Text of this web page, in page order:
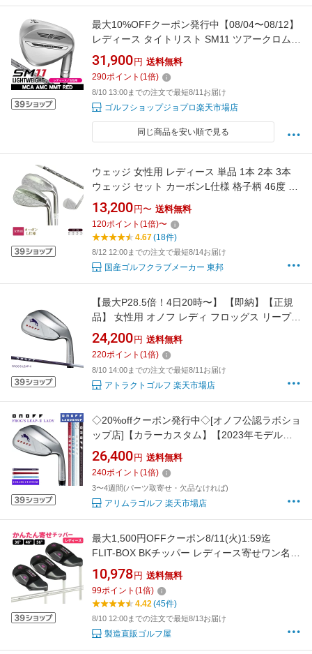
最大10%OFFクーポン発行中【08/04〜08/12】
レディース タイトリスト SM11 ツアークロム
ライトウエイト ウェッジ MCA AMC MMT Red
右利き用 2026年モデル
31,900 円 送料無料
290ポイント (1倍)
8/10 13:00までの注文で最短8/11お届け
ゴルフショップジョプロ楽天市場店
同じ商品を安い順で見る
ウェッジ 女性用 レディース 単品 1本 2本 3本
ウェッジ セット カーボンL仕様 格子柄 46度 50
度 52度 54度 56度 58度 60度 62度 工場直売ウ
エッジ 東邦ゴルフ アプローチウェッジ AW サ
ンドウェッジ SW ロブウェッジ ゴルフクラブ
ゴルフ女子 SUS304 クロム鋼 軟鉄鍛造
13,200 円〜 送料無料
120ポイント (1倍)〜
4.67(18件)
8/12 12:00までの注文で最短8/14お届け
国産ゴルフクラブメーカー 東邦
【最大P28.5倍！4日20時〜】 【即納】【正規
品】 女性用 オノフ レディ フロッグス リープ2
ウェッジ 純正 通常生産品 ONOFF LADY
FROG'S LEAP 51度/58度/64度
24,200 円 送料無料
220ポイント (1倍)
8/10 14:00までの注文で最短8/11お届け
アトラクトゴルフ 楽天市場店
◇20%offクーポン発行中◇[オノフ公認ラボショ
ップ店]【カラーカスタム】【2023年モデル】
オノフ ウェッジ レディース フロッグス リープ
2 ONOFF WEDGE LADY FROG'S LEAP-2
ORIGINAL 51° 58° 64° 女性用 やさしい お助け
バンカーが苦手な方に♪
26,400 円 送料無料
240ポイント (1倍)
3〜4週間(パーツ取寄せ・欠品なければ)
アリムラゴルフ 楽天市場店
最大1,500円OFFクーポン8/11(火)1:59迄
FLIT-BOX BKチッパー レディース寄せワン名人
になろう！チッパーで寄せるという新概念！レ
ディース ：【製造直販ゴルフ屋】※
10,978 円 送料無料
99ポイント (1倍)
4.42(45件)
8/10 12:00までの注文で最短8/13お届け
製造直販ゴルフ屋